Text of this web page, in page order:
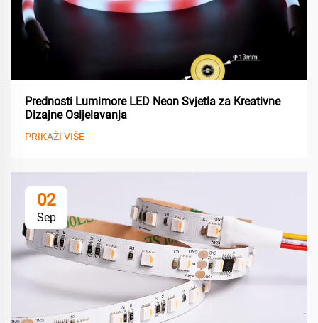
Prednosti Lumimore LED Neon Svjetla za Kreativne
Dizajne Osijelavanja
PRIKAŽI VIŠE
02
Sep